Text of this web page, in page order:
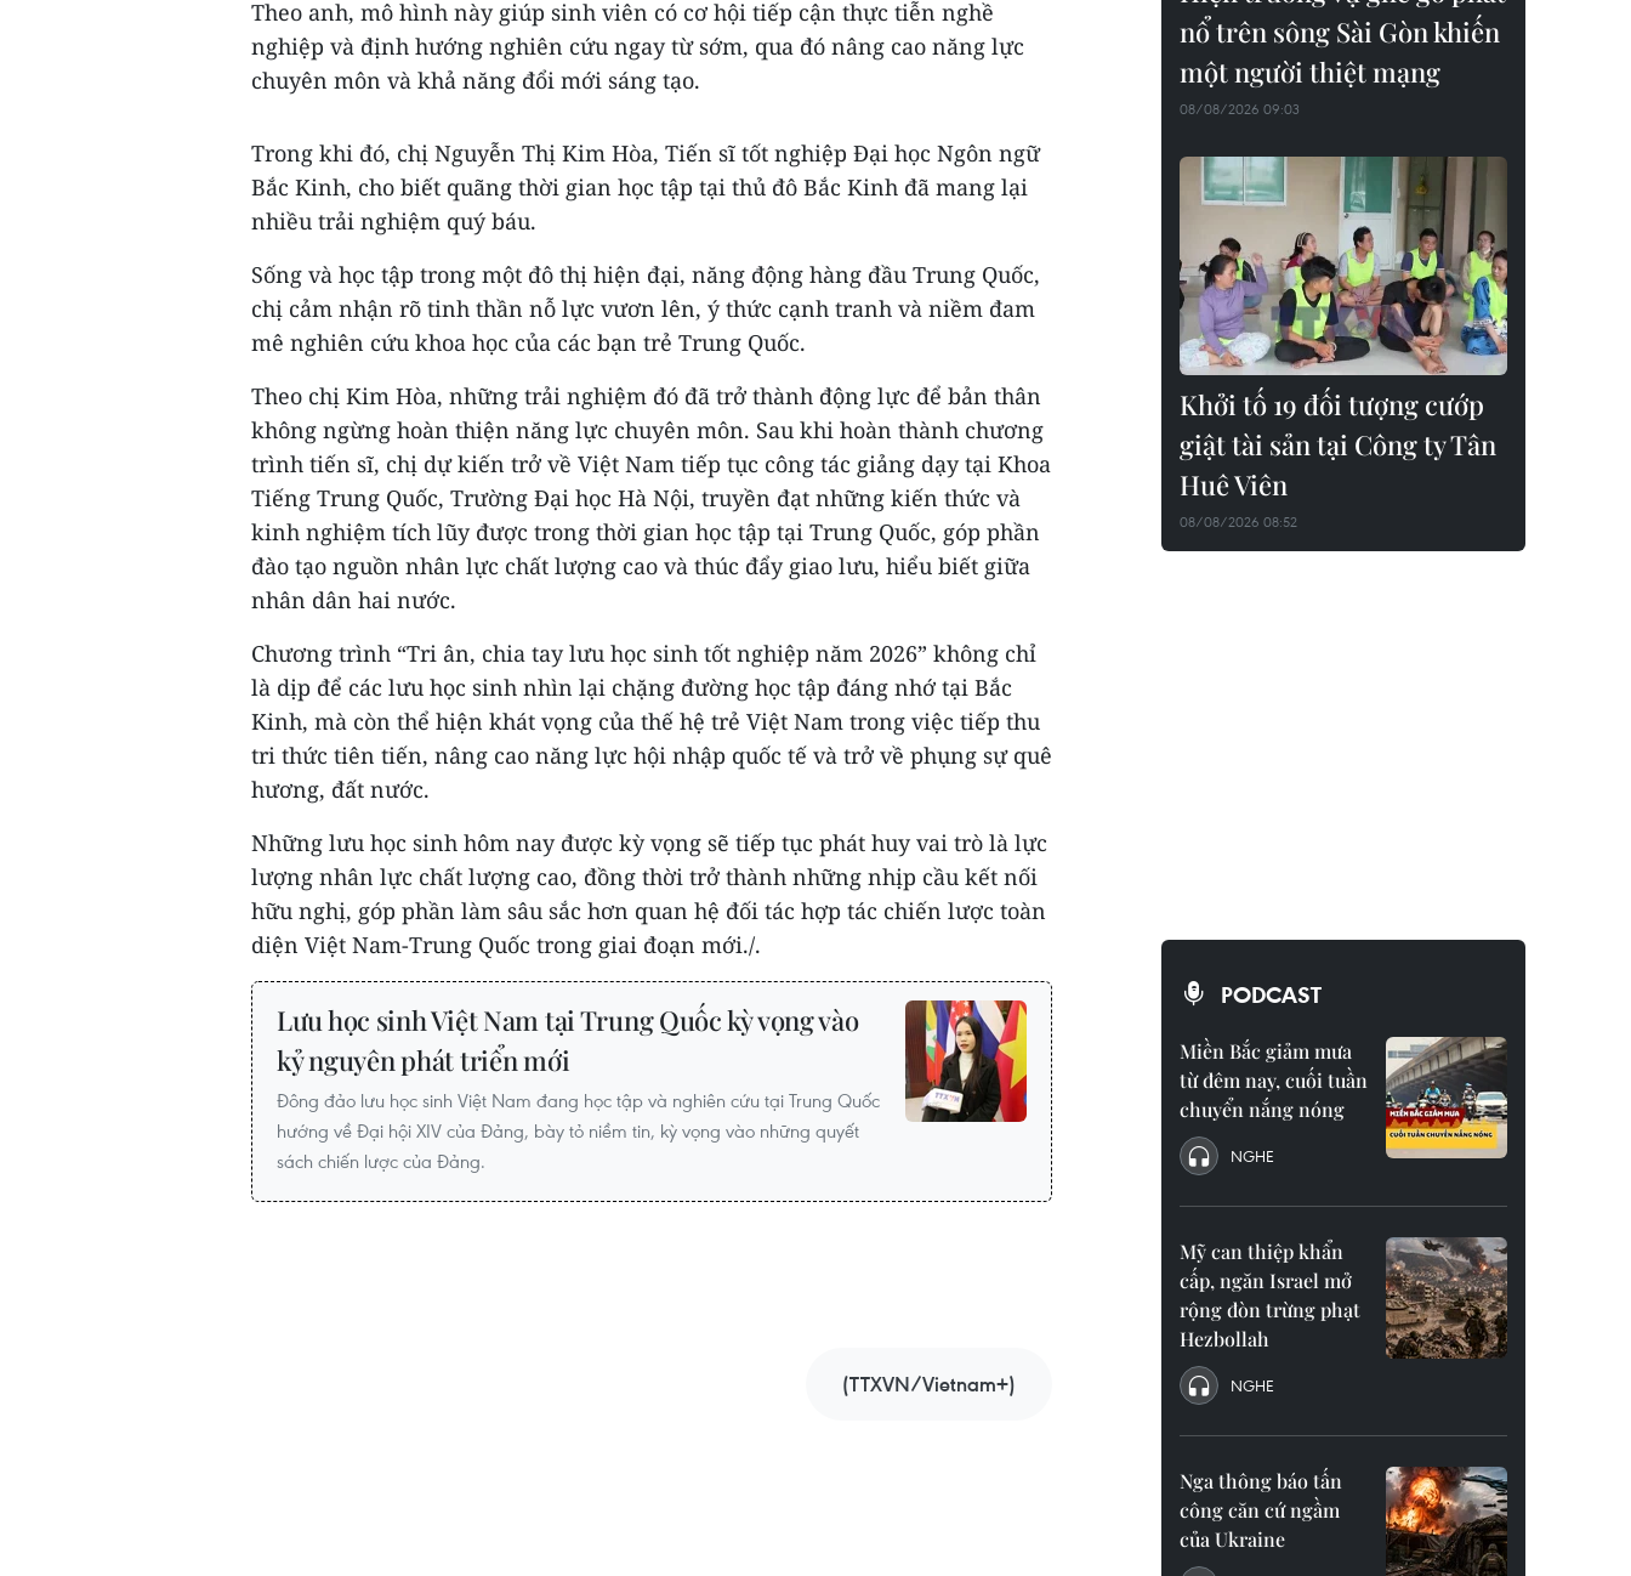
Theo anh, mô hình này giúp sinh viên có cơ hội tiếp cận thực tiễn nghề
nghiệp và định hướng nghiên cứu ngay từ sớm, qua đó nâng cao năng lực
chuyên môn và khả năng đổi mới sáng tạo.
Trong khi đó, chị Nguyễn Thị Kim Hòa, Tiến sĩ tốt nghiệp Đại học Ngôn ngữ
Bắc Kinh, cho biết quãng thời gian học tập tại thủ đô Bắc Kinh đã mang lại
nhiều trải nghiệm quý báu.
Sống và học tập trong một đô thị hiện đại, năng động hàng đầu Trung Quốc,
chị cảm nhận rõ tinh thần nỗ lực vươn lên, ý thức cạnh tranh và niềm đam
mê nghiên cứu khoa học của các bạn trẻ Trung Quốc.
Theo chị Kim Hòa, những trải nghiệm đó đã trở thành động lực để bản thân
không ngừng hoàn thiện năng lực chuyên môn. Sau khi hoàn thành chương
trình tiến sĩ, chị dự kiến trở về Việt Nam tiếp tục công tác giảng dạy tại Khoa
Tiếng Trung Quốc, Trường Đại học Hà Nội, truyền đạt những kiến thức và
kinh nghiệm tích lũy được trong thời gian học tập tại Trung Quốc, góp phần
đào tạo nguồn nhân lực chất lượng cao và thúc đẩy giao lưu, hiểu biết giữa
nhân dân hai nước.
Chương trình “Tri ân, chia tay lưu học sinh tốt nghiệp năm 2026” không chỉ
là dịp để các lưu học sinh nhìn lại chặng đường học tập đáng nhớ tại Bắc
Kinh, mà còn thể hiện khát vọng của thế hệ trẻ Việt Nam trong việc tiếp thu
tri thức tiên tiến, nâng cao năng lực hội nhập quốc tế và trở về phụng sự quê
hương, đất nước.
Những lưu học sinh hôm nay được kỳ vọng sẽ tiếp tục phát huy vai trò là lực
lượng nhân lực chất lượng cao, đồng thời trở thành những nhịp cầu kết nối
hữu nghị, góp phần làm sâu sắc hơn quan hệ đối tác hợp tác chiến lược toàn
diện Việt Nam-Trung Quốc trong giai đoạn mới./.
Lưu học sinh Việt Nam tại Trung Quốc kỳ vọng vào
kỷ nguyên phát triển mới
Đông đảo lưu học sinh Việt Nam đang học tập và nghiên cứu tại Trung Quốc
hướng về Đại hội XIV của Đảng, bày tỏ niềm tin, kỳ vọng vào những quyết
sách chiến lược của Đảng.
(TTXVN/Vietnam+)
nổ trên sông Sài Gòn khiến
một người thiệt mạng
08/08/2026 09:03
Khởi tố 19 đối tượng cướp
giật tài sản tại Công ty Tân
Huê Viên
08/08/2026 08:52
PODCAST
Miền Bắc giảm mưa
từ đêm nay, cuối tuần
chuyển nắng nóng
NGHE
Mỹ can thiệp khẩn
cấp, ngăn Israel mở
rộng đòn trừng phạt
Hezbollah
NGHE
Nga thông báo tấn
công căn cứ ngầm
của Ukraine